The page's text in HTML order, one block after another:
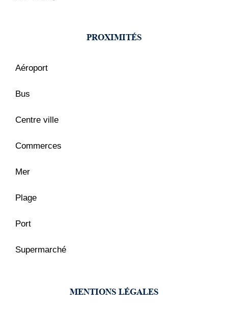
PROXIMITÉS
Aéroport
Bus
Centre ville
Commerces
Mer
Plage
Port
Supermarché
MENTIONS LÉGALES